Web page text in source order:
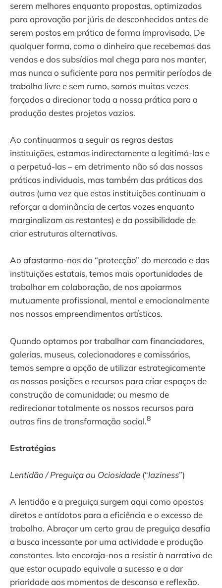
serem melhores enquanto propostas, optimizados
para aprovação por júris de desconhecidos antes de
serem postos em prática de forma improvisada. De
qualquer forma, como o dinheiro que recebemos das
vendas e dos subsídios mal chega para nos manter,
mas nunca o suficiente para nos permitir períodos de
trabalho livre e sem rumo, somos muitas vezes
forçados a direcionar toda a nossa prática para a
produção destes projetos vazios.
Ao continuarmos a seguir as regras destas
instituições, estamos indirectamente a legitimá-las e
a perpetuá-las – em detrimento não só das nossas
práticas individuais, mas também das práticas dos
outros (uma vez que estas instituições continuam a
reforçar a dominância de certas vozes enquanto
marginalizam as restantes) e da possibilidade de
criar estruturas alternativas.
Ao afastarmo-nos da “protecção” do mercado e das
instituições estatais, temos mais oportunidades de
trabalhar em colaboração, de nos apoiarmos
mutuamente profissional, mental e emocionalmente
nos nossos empreendimentos artísticos.
Quando optamos por trabalhar com financiadores,
galerias, museus, colecionadores e comissários,
temos sempre a opção de utilizar estrategicamente
as nossas posições e recursos para criar espaços de
construção de comunidade; ou mesmo de
redirecionar totalmente os nossos recursos para
outros fins de transformação social.8
Estratégias
Lentidão / Preguiça ou Ociosidade (“laziness”)
A lentidão e a preguiça surgem aqui como opostos
diretos e antídotos para a eficiência e o excesso de
trabalho. Abraçar um certo grau de preguiça desafia
a busca incessante por uma actividade e produção
constantes. Isto encoraja-nos a resistir à narrativa de
que estar ocupado equivale a sucesso e a dar
prioridade aos momentos de descanso e reflexão.